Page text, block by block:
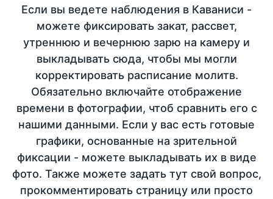
Если вы ведете наблюдения в Каваниси -
можете фиксировать закат, рассвет,
утреннюю и вечернюю зарю на камеру и
выкладывать сюда, чтобы мы могли
корректировать расписание молитв.
Обязательно включайте отображение
времени в фотографии, чтоб сравнить его с
нашими данными. Если у вас есть готовые
графики, основанные на зрительной
фиксации - можете выкладывать их в виде
фото. Также можете задать тут свой вопрос,
прокомментировать страницу или просто